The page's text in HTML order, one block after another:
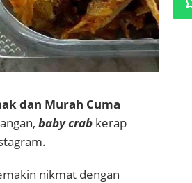
dan Murah Cuma
baby crab kerap
nikmat dengan